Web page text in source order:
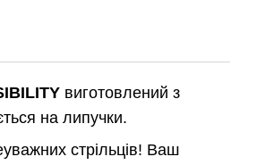
виготовлений з
на липучки.
стрільців! Ваш